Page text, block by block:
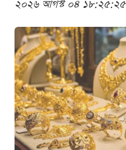
২০২৬ আগস্ট ০৪ ১৮:২৫:২৫